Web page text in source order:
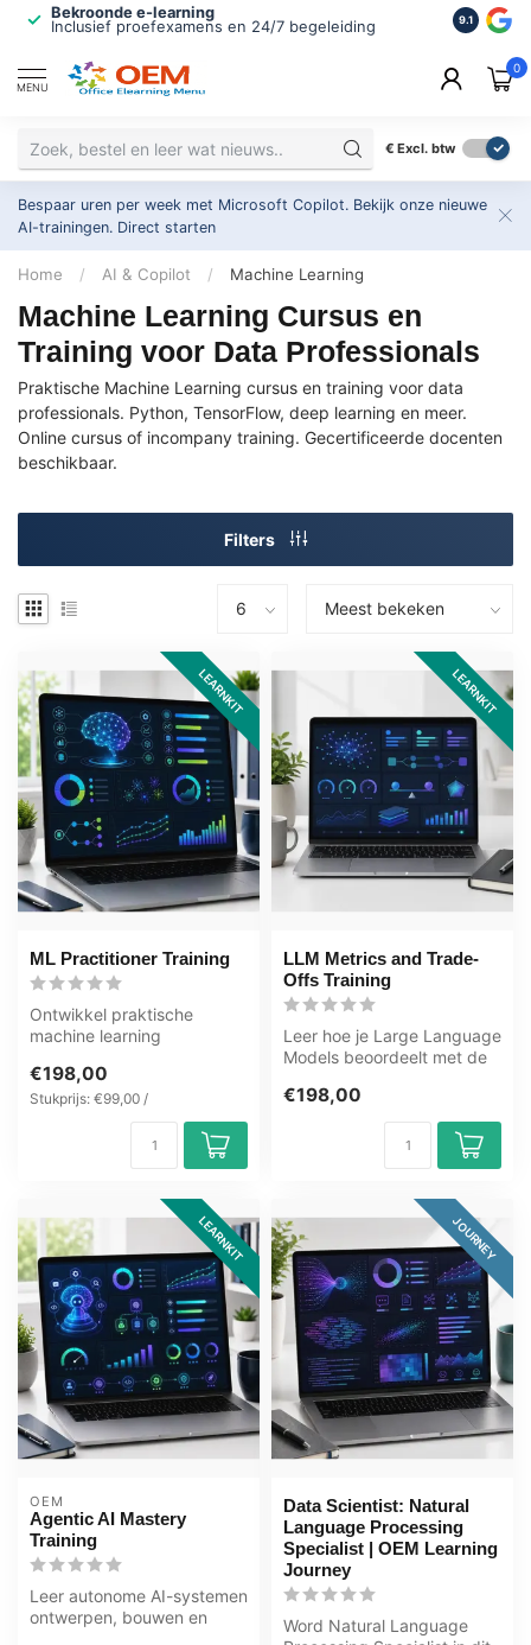
Bekroonde e-learning
Inclusief proefexamens en 24/7 begeleiding
ISO
2.500+
9.1
MENU
0
€ Excl. btw
Bespaar uren per week met Microsoft Copilot. Bekijk onze nieuwe
AI-trainingen. Direct starten
Home / AI & Copilot / Machine Learning
Machine Learning Cursus en
Training voor Data Professionals
Praktische Machine Learning cursus en training voor data
professionals. Python, TensorFlow, deep learning en meer.
Online cursus of incompany training. Gecertificeerde docenten
beschikbaar.
Filters
LEARNKIT
ML Practitioner Training
Ontwikkel praktische
machine learning
Practitioner Lear...
€198,00
Stukprijs: €99,00 /
LEARNKIT
LLM Metrics and Trade-
Offs Training
Leer hoe je Large Language
Models beoordeelt met de
Offs T...
€198,00
LEARNKIT
OEM
Agentic AI Mastery
Training
Leer autonome AI-systemen
ontwerpen, bouwen en
JOURNEY
Data Scientist: Natural
Language Processing
Specialist | OEM Learning
Journey
Word Natural Language